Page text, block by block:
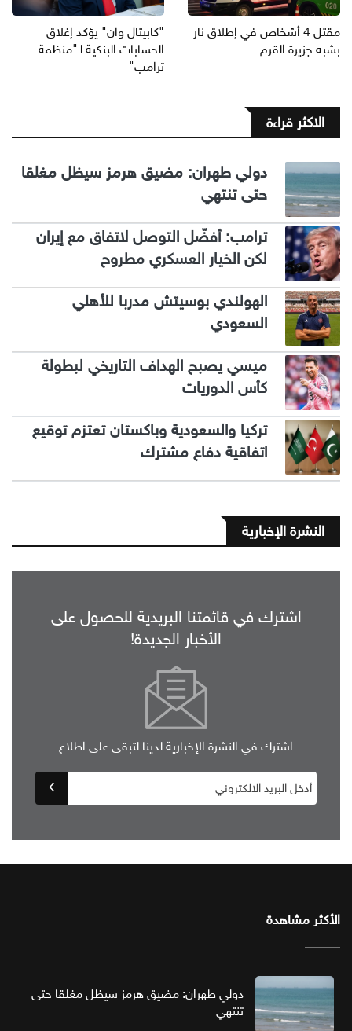
مقتل 4 أشخاص في إطلاق نار
بشبه جزيرة القرم
"كابيتال وان" يؤكد إغلاق
الحسابات البنكية لـ"منظمة
ترامب"
الاكثر قراءة
دولي طهران: مضيق هرمز سيظل مغلقا
حتى تنتهي
ترامب: أفضّل التوصل لاتفاق مع إيران
لكن الخيار العسكري مطروح
الهولندي بوسيتش مدربا للأهلي
السعودي
ميسي يصبح الهداف التاريخي لبطولة
كأس الدوريات
تركيا والسعودية وباكستان تعتزم توقيع
اتفاقية دفاع مشترك
النشرة الإخبارية
اشترك في قائمتنا البريدية للحصول على
الأخبار الجديدة!
اشترك في النشرة الإخبارية لدينا لتبقى على اطلاع
الأكثر مشاهدة
دولي طهران: مضيق هرمز سيظل مغلقا حتى
تنتهي